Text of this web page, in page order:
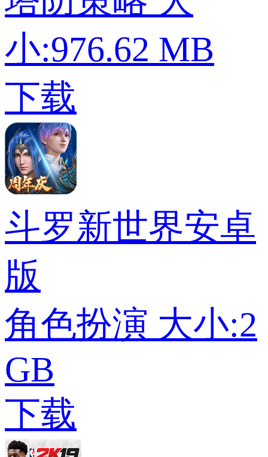
小:976.62 MB
下载
斗罗新世界安卓
版
角色扮演 大小:2
GB
下载